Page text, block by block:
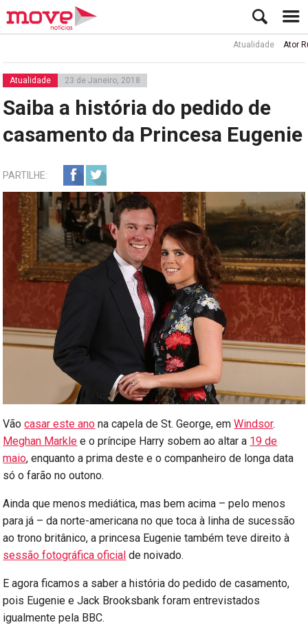
Atualidade Ator Rui de
Atualidade 23 de Janeiro, 2018
Saiba a história do pedido de
casamento da Princesa Eugenie
PARTILHE:
Vãocasar este ano na capela de St. George, emWindsor.
Meghan Markle e o príncipe Harry sobem ao altar a 19 de
maio, enquanto a prima deste e o companheiro de longa data
só o farão no outono.
Ainda que menos mediática, mas bem acima – pelo menos
para já – da norte-americana no que toca à linha de sucessão
ao trono britânico, a princesa Eugenie também teve direito à
sessão fotográfica oficial de noivado.
E agora ficamos a saber a história do pedido de casamento,
pois Eugenie e Jack Brooksbank foram entrevistados
igualmente pela BBC.